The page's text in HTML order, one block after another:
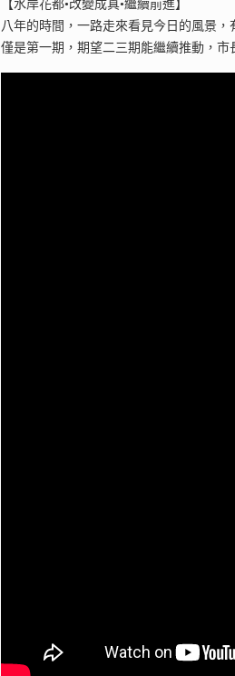
【水岸花都•改變成真•繼續前進】
八年的時間，一路走來看見今日的風景
僅是第一期，期望二三期能繼續推動，